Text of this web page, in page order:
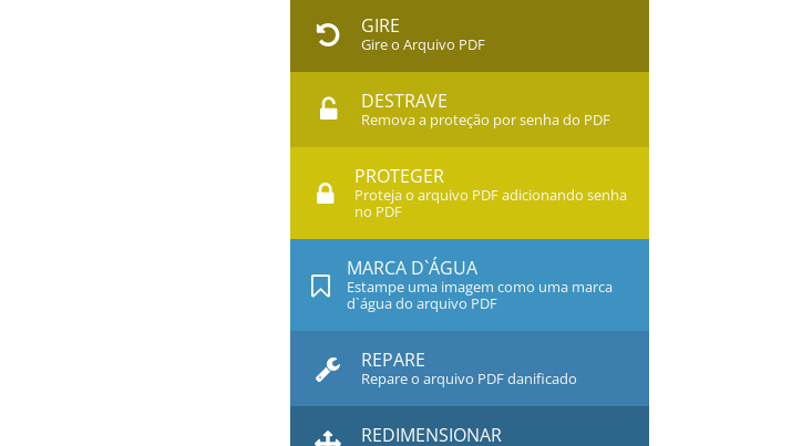
GIRE
Gire o Arquivo PDF
DESTRAVE
Remova a proteção por senha do PDF
PROTEGER
Proteja o arquivo PDF adicionando senha
no PDF
MARCA D`ÁGUA
Estampe uma imagem como uma marca
d`água do arquivo PDF
REPARE
Repare o arquivo PDF danificado
REDIMENSIONAR